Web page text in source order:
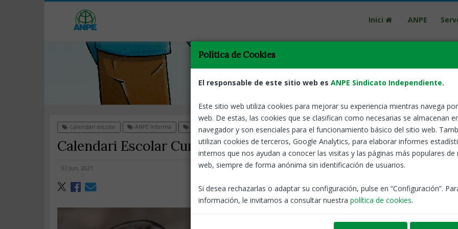
Inici ANPE
Calendari escolar ANPE Informa Docents Tornar
Calendari Escolar Curs 2021-22
02 Jun, 2021 ANPE-Catalunya
Calendari
Política de Cookies
El responsable de este sitio web es ANPE Sindicato Independiente.
Este sitio web utiliza cookies para mejorar su experiencia mientras navega
web. De estas, las cookies que se clasifican como necesarias se almacenan
navegador y son esenciales para el funcionamiento básico del sitio web.
utilizan cookies de terceros, Google Analytics, para elaborar informes
internos que nos ayudan a conocer las visitas y las páginas más populares de
web, siempre de forma anónima sin identificación de usuarios.
Si desea rechazarlas o adaptar su configuración, pulse en “Configuración”.
información, le invitamos a consultar nuestra política de cookies.